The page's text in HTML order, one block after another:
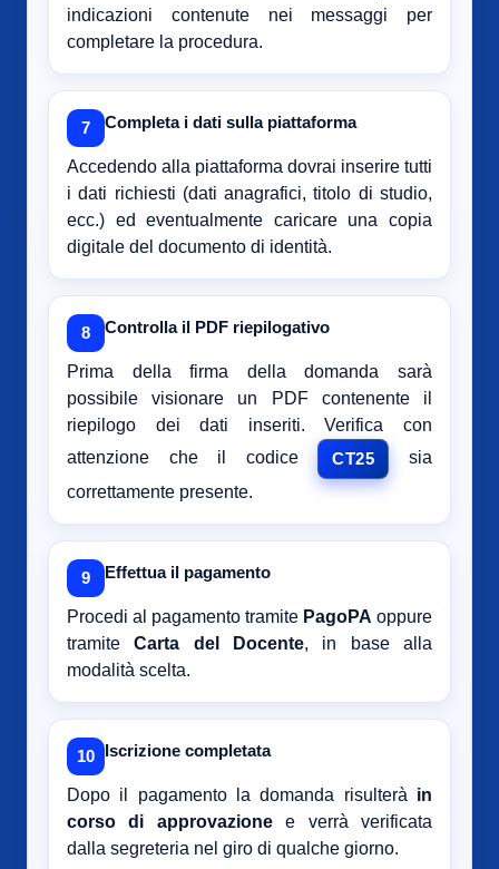
indicazioni contenute nei messaggi per
completare la procedura.
7 Completa i dati sulla piattaforma
Accedendo alla piattaforma dovrai inserire tutti
i dati richiesti (dati anagrafici, titolo di studio,
ecc.) ed eventualmente caricare una copia
digitale del documento di identità.
8 Controlla il PDF riepilogativo
Prima della firma della domanda sarà
possibile visionare un PDF contenente il
riepilogo dei dati inseriti. Verifica con
attenzione che il codice
CT25
sia
correttamente presente.
9 Effettua il pagamento
Procedi al pagamento tramite PagoPA oppure
tramiteCarta del Docente, in base alla
modalità scelta.
10 Iscrizione completata
Dopo il pagamento la domanda risulterà in
corso di approvazionee verrà verificata
dalla segreteria nel giro di qualche giorno.